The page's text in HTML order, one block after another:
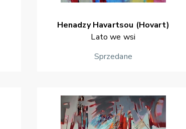
Henadzy Havartsou (Hovart)
Lato we wsi
Sprzedane